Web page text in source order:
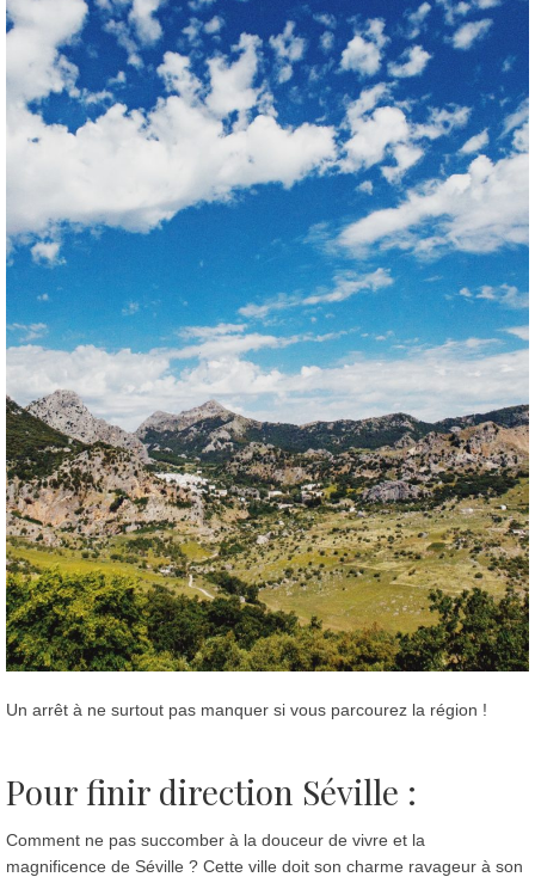
Un arrêt à ne surtout pas manquer si vous parcourez la région !
Pour finir direction Séville :
Comment ne pas succomber à la douceur de vivre et la
magnificence de Séville ? Cette ville doit son charme ravageur à son